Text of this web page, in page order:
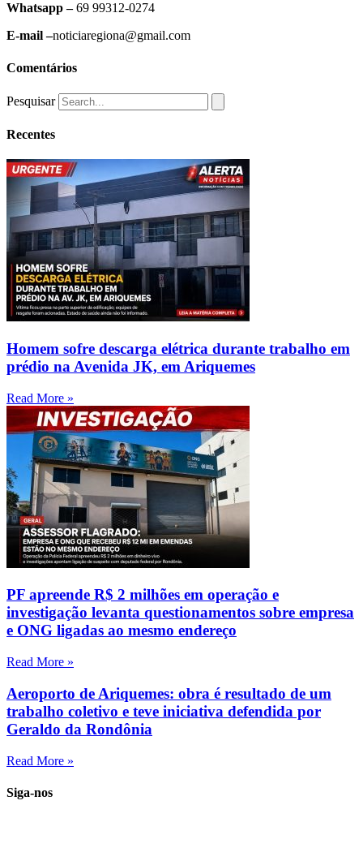
Whatsapp –69 99312-0274
E-mail –noticiaregiona@gmail.com
Comentários
Pesquisar
Recentes
Homem sofre descarga elétrica durante trabalho em
prédio na Avenida JK, em Ariquemes
Read More »
PF apreende R$ 2 milhões em operação e
investigação levanta questionamentos sobre empresa
e ONG ligadas ao mesmo endereço
Read More »
Aeroporto de Ariquemes: obra é resultado de um
trabalho coletivo e teve iniciativa defendida por
Geraldo da Rondônia
Read More »
Siga-nos